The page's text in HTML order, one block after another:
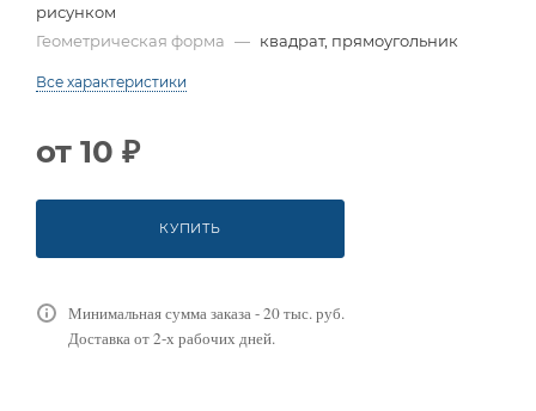
рисунком
Геометрическая форма — квадрат, прямоугольник
Все характеристики
от 10 ₽
КУПИТЬ
Минимальная сумма заказа - 20 тыс. руб.
Доставка от 2-х рабочих дней.